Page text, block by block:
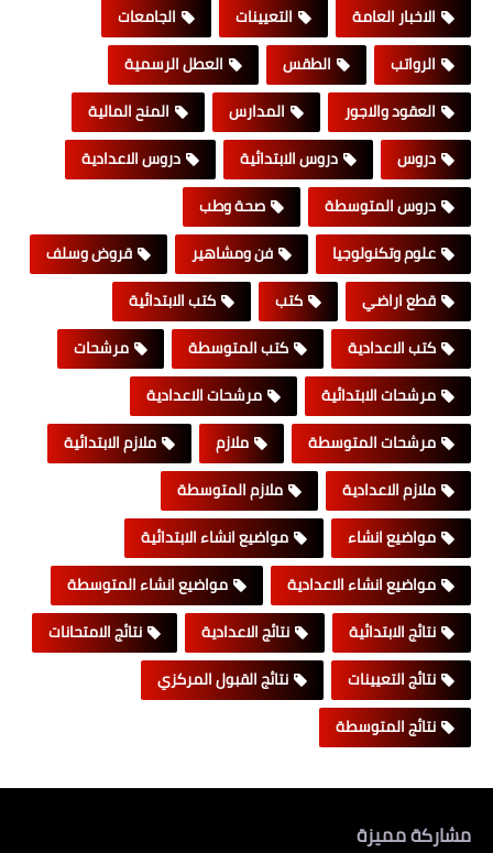
الاخبار العامة
التعيينات
الجامعات
الرواتب
الطقس
العطل الرسمية
العقود والاجور
المدارس
المنح المالية
دروس
دروس الابتدائية
دروس الاعدادية
دروس المتوسطة
صحة وطب
علوم وتكنولوجيا
فن ومشاهير
قروض وسلف
قطع اراضي
كتب
كتب الابتدائية
كتب الاعدادية
كتب المتوسطة
مرشحات
مرشحات الابتدائية
مرشحات الاعدادية
مرشحات المتوسطة
ملازم
ملازم الابتدائية
ملازم الاعدادية
ملازم المتوسطة
مواضيع انشاء
مواضيع انشاء الابتدائية
مواضيع انشاء الاعدادية
مواضيع انشاء المتوسطة
نتائج الابتدائية
نتائج الاعدادية
نتائج الامتحانات
نتائج التعيينات
نتائج القبول المركزي
نتائج المتوسطة
مشاركة مميزة